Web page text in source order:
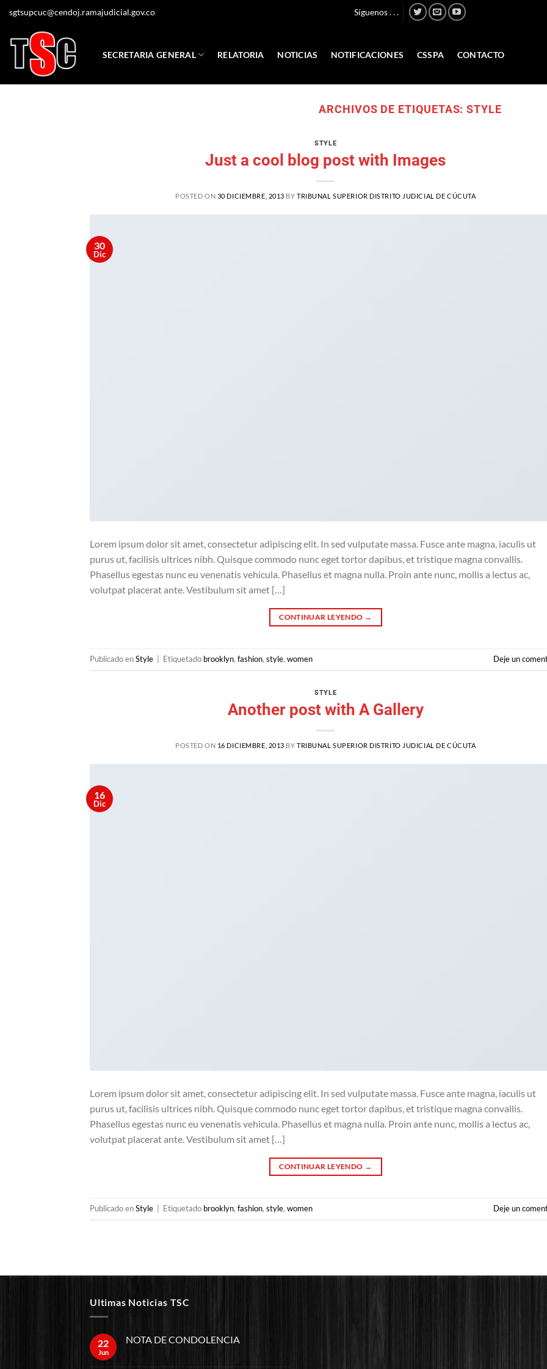
Saltar
contenido
sgtsupcuc@cendoj.ramajudicial.gov.co Síguenos . . .
SECRETARIA GENERAL RELATORIA NOTICIAS NOTIFICACIONES CSSPA CONTACTO
ARCHIVOS DE ETIQUETAS:STYLE
STYLE
Just a cool blog post with Images
POSTED ON 30 DICIEMBRE, 2013 BYTRIBUNAL SUPERIOR DISTRITO JUDICIAL DE CÚCUTA
30
Dic
Lorem ipsum dolor sit amet, consectetur adipiscing elit. In sed vulputate massa. Fusce ante magna, iaculis ut
purus ut, facilisis ultrices nibh. Quisque commodo nunc eget tortor dapibus, et tristique magna convallis.
Phasellus egestas nunc eu venenatis vehicula. Phasellus et magna nulla. Proin ante nunc, mollis a lectus ac,
volutpat placerat ante. Vestibulum sit amet […]
CONTINUAR LEYENDO →
Publicado enStyle Etiquetado brooklyn, fashion, style, women Deje un
STYLE
Another post with A Gallery
POSTED ON 16 DICIEMBRE, 2013 BYTRIBUNAL SUPERIOR DISTRITO JUDICIAL DE CÚCUTA
16
Dic
Lorem ipsum dolor sit amet, consectetur adipiscing elit. In sed vulputate massa. Fusce ante magna, iaculis ut
purus ut, facilisis ultrices nibh. Quisque commodo nunc eget tortor dapibus, et tristique magna convallis.
Phasellus egestas nunc eu venenatis vehicula. Phasellus et magna nulla. Proin ante nunc, mollis a lectus ac,
volutpat placerat ante. Vestibulum sit amet […]
CONTINUAR LEYENDO →
Publicado enStyle Etiquetado brooklyn, fashion, style, women Deje un
Ultimas Noticias TSC
22
Jun
NOTA DE CONDOLENCIA